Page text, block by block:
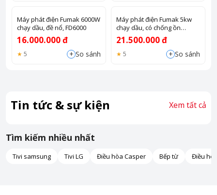
Máy phát điện Fumak 6000W
chạy dầu, đề nổ, FD6000
16.000.000 đ
5 + So sánh
Máy phát điện Fumak 5kw
chạy dầu, có chống ồn
FD5000
21.500.000 đ
5 + So sánh
Tin tức & sự kiện Xem tất cả
Tìm kiếm nhiều nhất
Tivi samsung Tivi LG Điều hòa Casper Bếp từ Điều